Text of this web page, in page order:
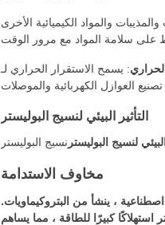
والمواد الكيميائية الأخرى
: يسمح الاستقرار الحراري لـ PBT بتحمل درجات حرارة عالية دون تحلل. هذه الميزة مهمة للتطبيقات التي تنطوي على التعرض
التأثير البيئي لنسيج البوليستر
البيئي لنسيج البوليستر نسيج البوليستر
مخاوف الاستدامة
، ينشأ من البتروكيماويات.
استهلاكًا كبيرًا للطاقة ، مما يساهم